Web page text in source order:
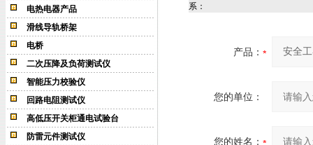
电热电器产品
滑线导轨桥架
电桥
二次压降及负荷测试仪
智能压力校验仪
回路电阻测试仪
高低压开关柜通电试验台
防雷元件测试仪
系：
产品：
您的单位：
您的姓名：